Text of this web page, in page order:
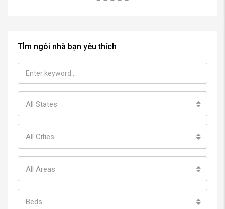
TÌm ngôi nhà bạn yêu thích
All States
All Cities
All Areas
Beds